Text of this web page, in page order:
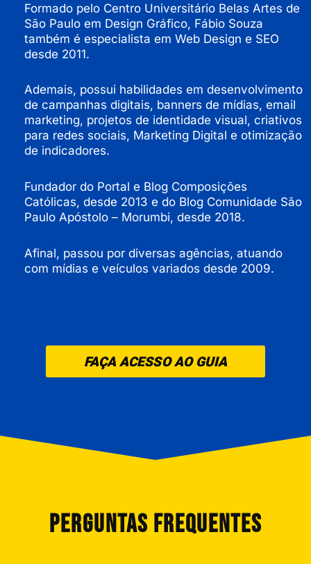
Formado pelo Centro Universitário Belas Artes de
São Paulo em Design Gráfico, Fábio Souza
também é especialista em Web Design e SEO
desde 2011.
Ademais, possui habilidades em desenvolvimento
de campanhas digitais, banners de mídias, email
marketing, projetos de identidade visual, criativos
para redes sociais, Marketing Digital e otimização
de indicadores.
Fundador do Portal e Blog Composições
Católicas, desde 2013 e do Blog Comunidade São
Paulo Apóstolo – Morumbi, desde 2018.
Afinal, passou por diversas agências, atuando
com mídias e veículos variados desde 2009.
FAÇA ACESSO AO GUIA
perguntas frequentes